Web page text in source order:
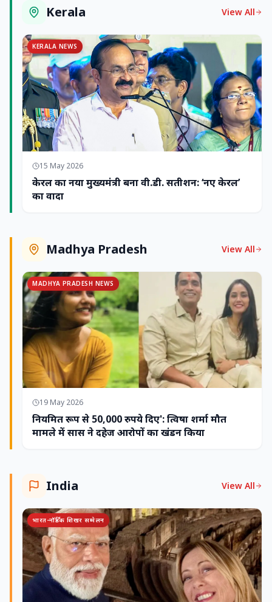
Kerala View All
KERALA NEWS
15 May 2026
केरल का नया मुख्यमंत्री बना वी.डी. सतीशन: ‘नए केरल’
का वादा
Madhya Pradesh View All
MADHYA PRADESH NEWS
19 May 2026
नियमित रूप से 50,000 रुपये दिए': त्विषा शर्मा मौत
मामले में सास ने दहेज आरोपों का खंडन किया
India View All
भारत-नॉर्डिक शिखर सम्मेलन